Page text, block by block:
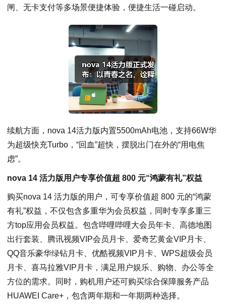
闸、无卡支付等多场景便捷体验，便捷生活一碰启动。
续航方面，nova 14活力版内置5500mAh电池，支持66W华
为超级快充Turbo，“回血”超快，摆脱出门在外的“用电焦
虑”。
nova 14 活力版用户专享价值超 800 元“鸿蒙有礼”权益
购买nova 14 活力版的用户，可专享价值超 800 元的“鸿蒙
有礼”权益，不仅包含多重华为会员权益，同时专享多重三
方top应用会员权益。包含哔哩哔哩大会员年卡、高德地图
出行套装、腾讯视频VIP会员月卡、爱奇艺黄金VIP月卡、
QQ音乐豪华绿钻月卡、优酷视频VIP月卡、WPS超级会员
月卡、喜马拉雅VIP月卡，满足用户娱乐、购物、办公等全
方位的需求。同时，购机用户还可购买综合保障服务产品
HUAWEI Care+，包含两年期和一年期两种选择。